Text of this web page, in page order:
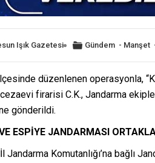
Işık Gazetesi Gündem - Manşet
düzenlenen operasyonla,
firarisi C.K., Jandarma
gönderildi.
ESPİYE JANDARMASI
Jandarma Komutanlığı’na bağlı